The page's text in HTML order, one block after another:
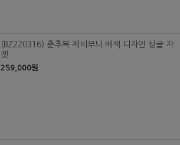
(BZ220316) 춘추복 제비무늬 배색 디자인 싱글 자
켓
259,000원